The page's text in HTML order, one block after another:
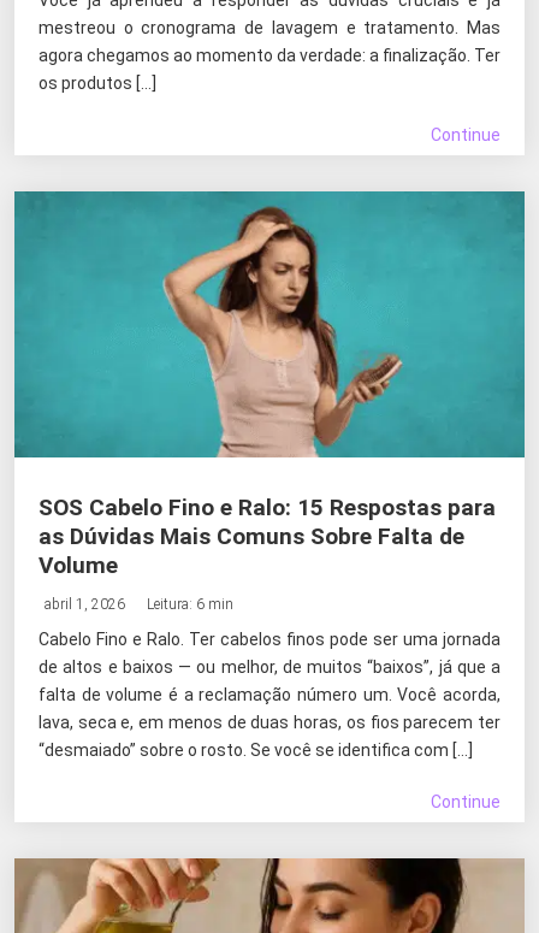
mestreou o cronograma de lavagem e tratamento. Mas
agora chegamos ao momento da verdade: a finalização. Ter
os produtos […]
Continue
SOS Cabelo Fino e Ralo: 15 Respostas para
as Dúvidas Mais Comuns Sobre Falta de
Volume
abril 1, 2026 Leitura: 6 min
Cabelo Fino e Ralo. Ter cabelos finos pode ser uma jornada
de altos e baixos — ou melhor, de muitos “baixos”, já que a
falta de volume é a reclamação número um. Você acorda,
lava, seca e, em menos de duas horas, os fios parecem ter
“desmaiado” sobre o rosto. Se você se identifica com […]
Continue